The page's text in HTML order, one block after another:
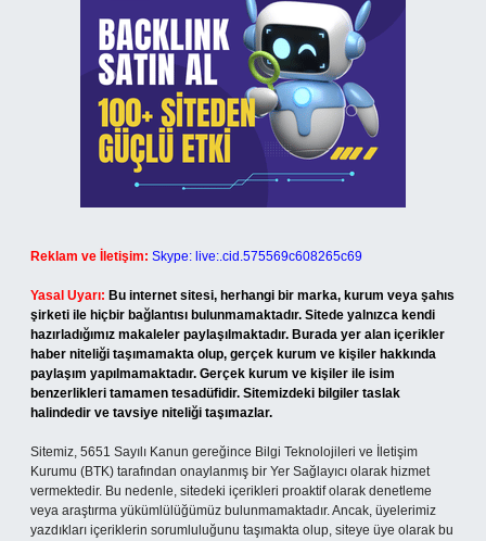
Reklam ve İletişim: Skype: live:.cid.575569c608265c69
Yasal Uyarı: Bu internet sitesi, herhangi bir marka, kurum veya şahıs
şirketi ile hiçbir bağlantısı bulunmamaktadır. Sitede yalnızca kendi
hazırladığımız makaleler paylaşılmaktadır. Burada yer alan içerikler
haber niteliği taşımamakta olup, gerçek kurum ve kişiler hakkında
paylaşım yapılmamaktadır. Gerçek kurum ve kişiler ile isim
benzerlikleri tamamen tesadüfidir. Sitemizdeki bilgiler taslak
halindedir ve tavsiye niteliği taşımazlar.
Sitemiz, 5651 Sayılı Kanun gereğince Bilgi Teknolojileri ve İletişim
Kurumu (BTK) tarafından onaylanmış bir Yer Sağlayıcı olarak hizmet
vermektedir. Bu nedenle, sitedeki içerikleri proaktif olarak denetleme
veya araştırma yükümlülüğümüz bulunmamaktadır. Ancak, üyelerimiz
yazdıkları içeriklerin sorumluluğunu taşımakta olup, siteye üye olarak bu